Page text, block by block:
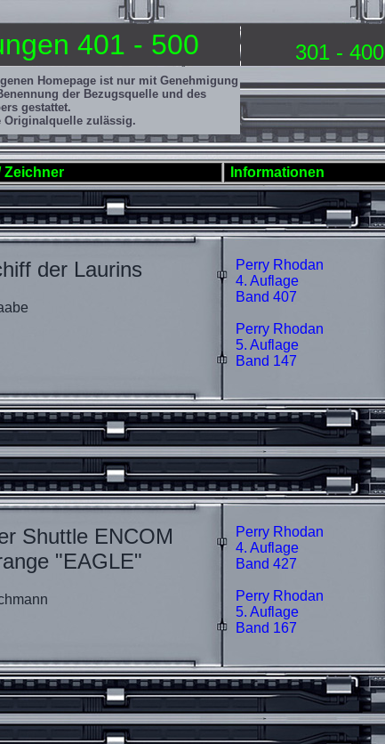
401 - 500 301 - 400
Homepage ist nur mit Genehmigung
der Bezugsquelle und des
gestattet.
zulässig.
Zeichner Informationen
der Laurins
Perry Rhodan
4. Auflage
Band 407
Perry Rhodan
5. Auflage
Band 147
Shuttle ENCOM
"EAGLE"
Perry Rhodan
4. Auflage
Band 427
Perry Rhodan
5. Auflage
Band 167